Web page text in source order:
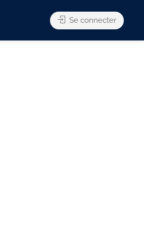
Se connecter